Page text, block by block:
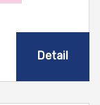
Detail